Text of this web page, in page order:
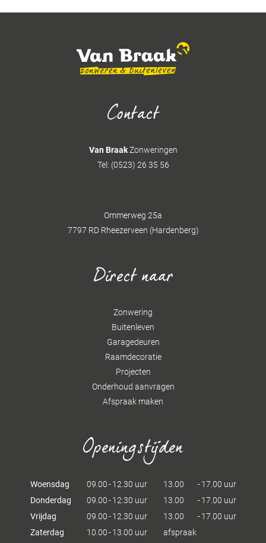
Contact
Van BraakZonweringen
Tel: (0523) 26 35 56
Ommerweg 25a
7797 RD Rheezerveen (Hardenberg)
Direct naar
Zonwering
Buitenleven
Garagedeuren
Raamdecoratie
Projecten
Onderhoud aanvragen
Afspraak maken
Openingstijden
Woensdag 09.00- 12.30 uur 13.00 - 17.00 uur
Donderdag
09.00- 12:30 uur 13.00 - 17.00 uur
Vrijdag
09.00- 12.30 uur 13.00 - 17.00 uur
Zaterdag
10.00- 13.00 uur afspraak